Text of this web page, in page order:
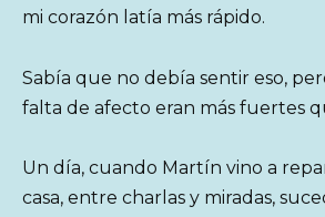
mi corazón latía más rápido.
Sabía que no debía sentir eso,
falta de afecto eran más fuertes
Un día, cuando Martín vino a
casa, entre charlas y miradas,